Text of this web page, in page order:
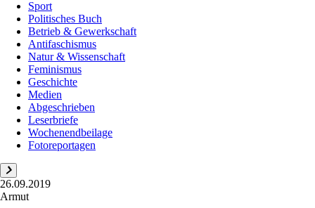
Sport
Politisches Buch
Betrieb & Gewerkschaft
Antifaschismus
Natur & Wissenschaft
Feminismus
Geschichte
Medien
Abgeschrieben
Leserbriefe
Wochenendbeilage
Fotoreportagen
26.09.2019
Armut